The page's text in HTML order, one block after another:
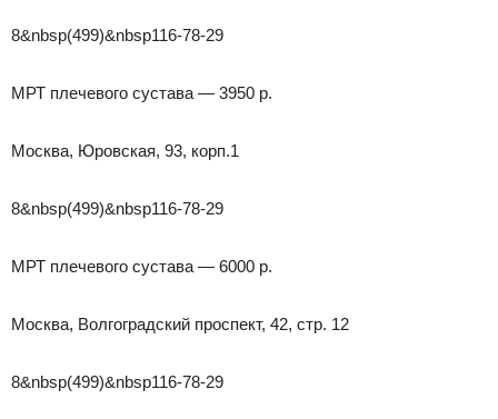
8&nbsp(499)&nbsp116-78-29
МРТ плечевого сустава — 3950 р.
Москва, Юровская, 93, корп.1
8&nbsp(499)&nbsp116-78-29
МРТ плечевого сустава — 6000 р.
Москва, Волгоградский проспект, 42, стр. 12
8&nbsp(499)&nbsp116-78-29